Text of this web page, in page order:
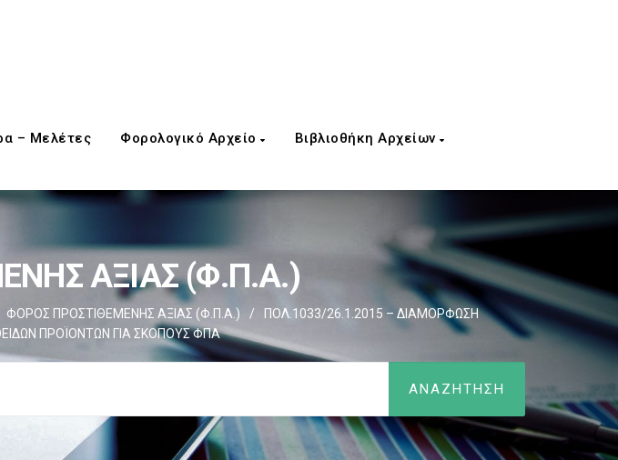
– Μελέτες Φορολογικό Αρχείο Βιβλιοθήκη Αρχείων
ΑΞΙΑΣ (Φ.Π.Α.)
ΦΟΡΟΣ ΠΡΟΣΤΙΘΕΜΕΝΗΣ ΑΞΙΑΣ (Φ.Π.Α.) /
ΠΟΛ.1033/26.1.2015 – ΔΙΑΜΟΡΦΩΣΗ
ΠΡΟΪΟΝΤΩΝ ΓΙΑ ΣΚΟΠΟΥΣ ΦΠΑ